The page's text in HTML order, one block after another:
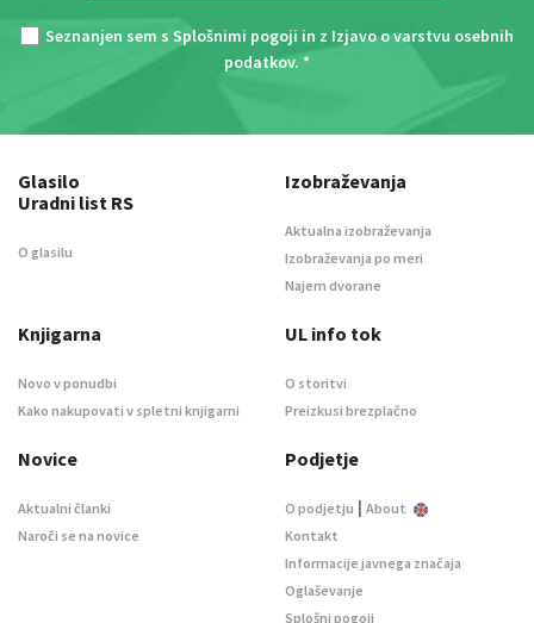
Seznanjen sem s Splošnimi pogoji in z Izjavo o varstvu osebnih
podatkov. *
Glasilo
Uradni list RS
O glasilu
Izobraževanja
Aktualna izobraževanja
Izobraževanja po meri
Najem dvorane
Knjigarna
Novo v ponudbi
Kako nakupovati v spletni knjigarni
UL info tok
O storitvi
Preizkusi brezplačno
Novice
Aktualni članki
Naroči se na novice
Podjetje
O podjetju | About
Kontakt
Informacije javnega značaja
Oglaševanje
Splošni pogoji